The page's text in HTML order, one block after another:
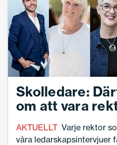
man vikten av att alla
möjlighet att delta.
Skolledare:
om att vara
AKTUELLT Varje rektor
våra ledarskapsintervjuer